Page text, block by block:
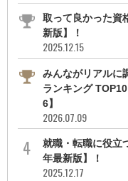
取って良かった資
新版】！
2025.12.15
みんながリアルに
ランキング
6】
2026.07.09
就職・転職に役立
年最新版】！
2025.12.17